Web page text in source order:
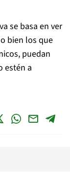
se basa en ver
bien los que
puedan
estén a